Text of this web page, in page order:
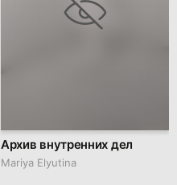
Архив внутренних дел
Mariya Elyutina